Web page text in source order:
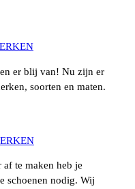
er blij van! Nu zijn er
soorten en maten.
te maken heb je
schoenen nodig. Wij